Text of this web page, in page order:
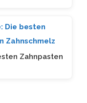
Zahnpasten